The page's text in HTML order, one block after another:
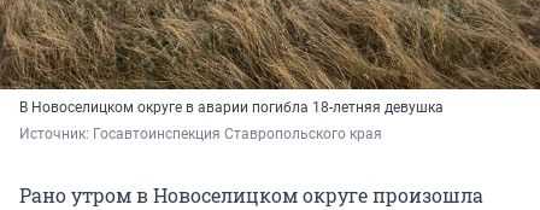
В Новоселицком округе в аварии погибла 18-летняя девушка
Источник: Госавтоинспекция Ставропольского края
Рано утром в Новоселицком округе произошла